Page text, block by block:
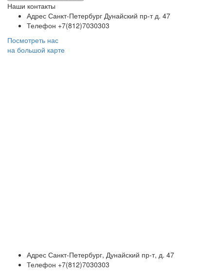
Наши контакты
Адрес Санкт-Петербург Дунайский пр-т д. 47
Телефон +7(812)7030303
Посмотреть нас
на большой карте
Адрес Санкт-Петербург, Дунайский пр-т, д. 47
Телефон +7(812)7030303